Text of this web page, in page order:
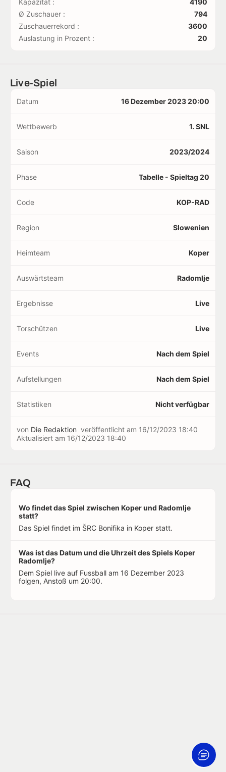
Ø Zuschauer :
794
Zuschauerrekord :
3600
Auslastung in Prozent :
20
Live-Spiel
Datum 16 Dezember 2023 20:00
Wettbewerb 1. SNL
Saison 2023/2024
Phase Tabelle - Spieltag 20
Code KOP-RAD
Region Slowenien
Heimteam Koper
Auswärtsteam Radomlje
Ergebnisse Live
Torschützen Live
Events Nach dem Spiel
Aufstellungen Nach dem Spiel
Statistiken Nicht verfügbar
von Die Redaktion veröffentlicht am 16/12/2023 18:40
Aktualisiert am 16/12/2023 18:40
FAQ
Wo findet das Spiel zwischen Koper und Radomlje
statt?
Das Spiel findet im ŠRC Bonifika in Koper statt.
Was ist das Datum und die Uhrzeit des Spiels Koper
Radomlje?
Dem Spiel live auf Fussball am 16 Dezember 2023
folgen, Anstoß um 20:00.